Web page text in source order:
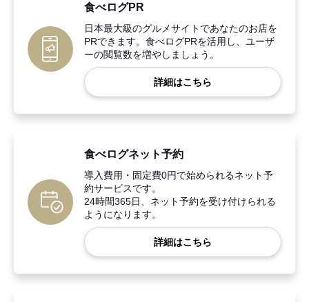
食べログPR
日本最大級のグルメサイトであなたのお店を
PRできます。食べログPRを活用し、ユーザ
ーの閲覧数を増やしましょう。
詳細はこちら
食べログネット予約
導入費用・固定費0円で始められるネット予
約サービスです。
24時間365日、ネット予約を受け付けられる
ようになります。
詳細はこちら